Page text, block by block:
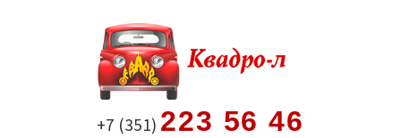
содержимому
+7 (351) 223 56 46